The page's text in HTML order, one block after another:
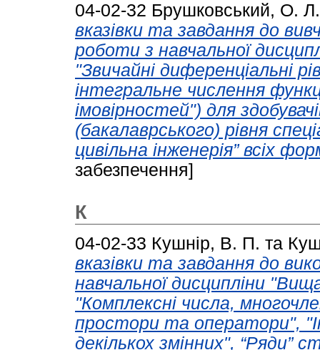
04-02-32 Брушковський, О. Л.
вказівки та завдання до
роботи з навчальної
"Звичайні диференціальні
інтегральне числення
імовірностей") для
(бакалаврського) рівня
цивільна інженерія” всіх
забезпечення]
К
04-02-33 Кушнір, В. П. та
вказівки та завдання до
навчальної дисципліни
"Комплексні числа,
простори та оператори",
декількох змінних", “Ряди”